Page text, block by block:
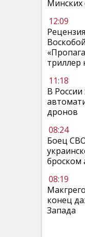
Минских
12:09
триллер
11:18
В России
дронов
08:24
Боец
броском
08:19
конец
Запада